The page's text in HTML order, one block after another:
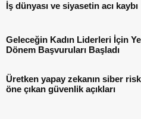
İş dünyası ve siyasetin acı kaybı
Geleceğin Kadın Liderleri İçin
Dönem Başvuruları Başladı
Üretken yapay zekanın siber
öne çıkan güvenlik açıkları